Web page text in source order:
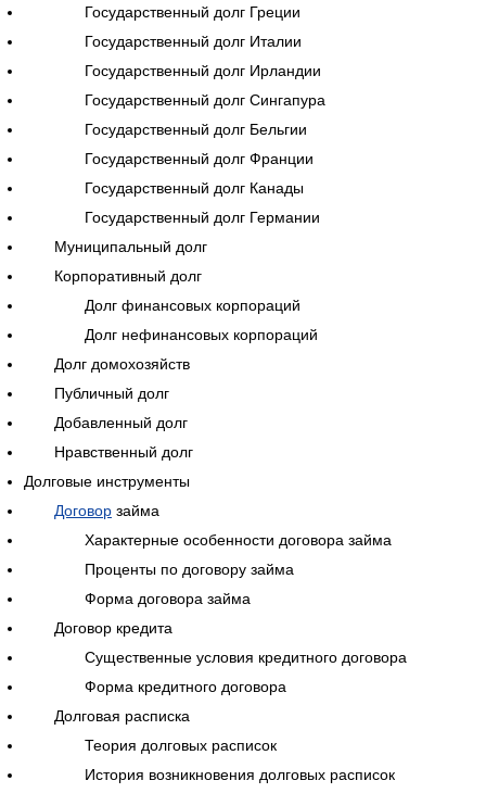
Государственный долг Греции
Государственный долг Италии
Государственный долг Ирландии
Государственный долг Сингапура
Государственный долг Бельгии
Государственный долг Франции
Государственный долг Канады
Государственный долг Германии
Муниципальный долг
Корпоративный долг
Долг финансовых корпораций
Долг нефинансовых корпораций
Долг домохозяйств
Публичный долг
Добавленный долг
Нравственный долг
Долговые инструменты
Договор займа
Характерные особенности договора займа
Проценты по договору займа
Форма договора займа
Договор кредита
Существенные условия кредитного договора
Форма кредитного договора
Долговая расписка
Теория долговых расписок
История возникновения долговых расписок